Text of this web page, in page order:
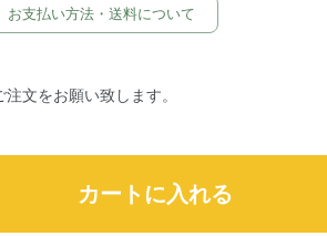
お支払い方法・送料について
文をお願い致します。